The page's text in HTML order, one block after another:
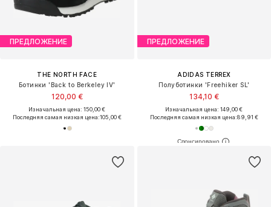
ПРЕДЛОЖЕНИЕ
THE NORTH FACE
Ботинки 'Back to Berkeley IV'
120,00 €
Изначальная цена: 150,00 €
Последняя самая низкая цена:105,00 €
ПРЕДЛОЖЕНИЕ
ADIDAS TERREX
Полуботинки 'Freehiker SL'
134,10 €
Изначальная цена: 149,00 €
Последняя самая низкая цена:89,91 €